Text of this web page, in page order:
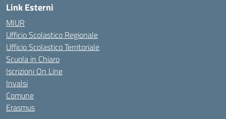
Link Esterni
MIUR
Ufficio Scolastico Regionale
Ufficio Scolastico Territoriale
Scuola in Chiaro
Iscrizioni On Line
Invalsi
Comune
Erasmus